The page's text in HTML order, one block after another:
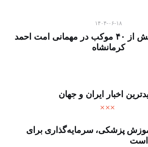
۱۴۰۴-۰۶-۱۸
خدمت‌رسانی بیش از ۴۰ موکب در مهمانی امت احمد
کرمانشاه
اخبار ایران و جهان
پزشکی، سرمایه‌گذاری برای
است